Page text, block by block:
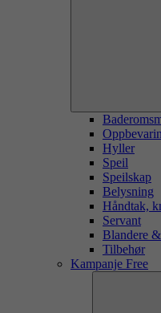
Hyller
Speil
Speilskap
Belysning
Håndtak,
Servant
Blandere
Tilbehør
Kampanje Free